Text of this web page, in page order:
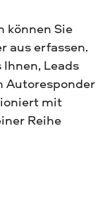
können Sie
aus erfassen.
Leads
Autoresponder
mit
Reihe